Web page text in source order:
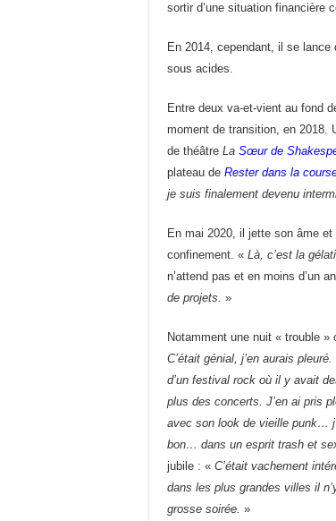
sortir d’une situation financière
En 2014, cependant, il se lance
sous acides.
Entre deux va-et-vient au fond
moment de transition, en 2018.
de théâtre La Sœur de
plateau de Rester dans la
je suis finalement devenu
En mai 2020, il jette son âme
confinement. « Là, c’est la
n’attend pas et en moins d’un
de projets. »
Notamment une nuit « trouble »
C’était génial, j’en aurais
d’un festival rock où il y avait
plus des concerts. J’en ai pris
avec son look de vieille punk…
bon… dans un esprit trash et
jubile : « C’était vachement
dans les plus grandes villes il
grosse soirée. »